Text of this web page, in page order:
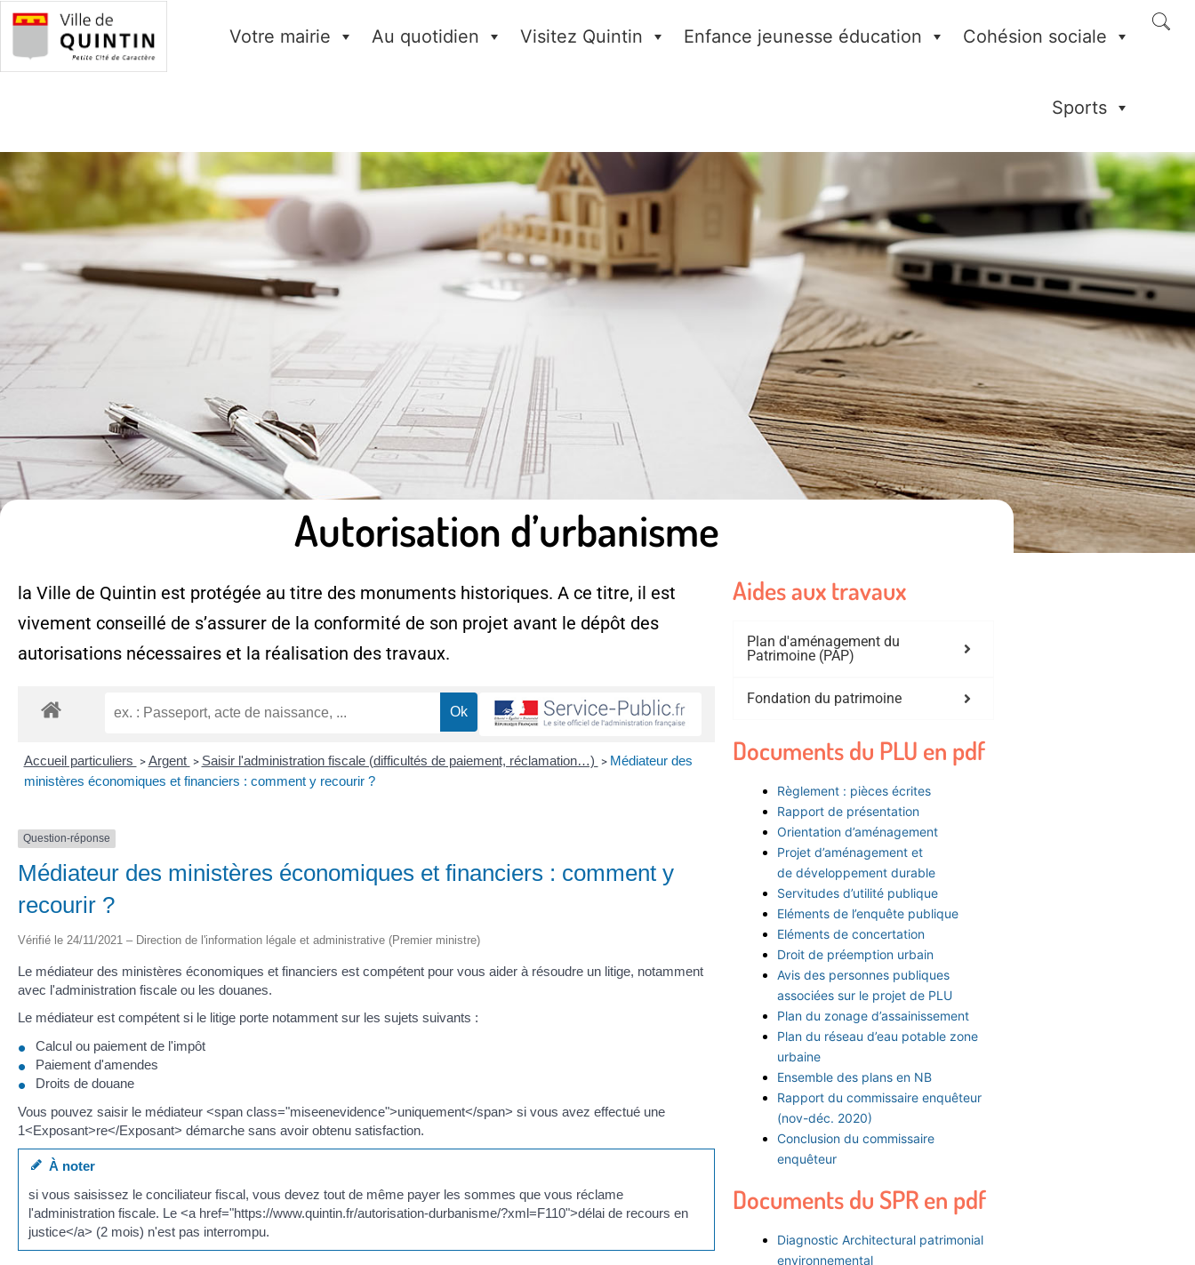
Votre mairie Au quotidien Visitez Quintin Enfance jeunesse éducation Cohésion sociale
Sports
Autorisation d’urbanisme
la Ville de Quintin est protégée au titre des monuments historiques. A ce titre, il est
vivement conseillé de s’assurer de la conformité de son projet avant le dépôt des
autorisations nécessaires et la réalisation des travaux.
Accueil particuliers > Argent > Saisir l'administration fiscale (difficultés de paiement, réclamation…) > Médiateur des
ministères économiques et financiers : comment y recourir ?
Question-réponse
Médiateur des ministères économiques et financiers : comment y
recourir ?
Vérifié le 24/11/2021 – Direction de l'information légale et administrative (Premier ministre)
Le médiateur des ministères économiques et financiers est compétent pour vous aider à résoudre un litige, notamment
avec l'administration fiscale ou les douanes.
Le médiateur est compétent si le litige porte notamment sur les sujets suivants :
Calcul ou paiement de l'impôt
Paiement d'amendes
Droits de douane
Vous pouvez saisir le médiateur <span class="miseenevidence">uniquement</span> si vous avez effectué une
1<Exposant>re</Exposant> démarche sans avoir obtenu satisfaction.
À noter
si vous saisissez le conciliateur fiscal, vous devez tout de même payer les sommes que vous réclame
l'administration fiscale. Le <a href="https://www.quintin.fr/autorisation-durbanisme/?xml=F110">délai de recours en
justice</a> (2 mois) n'est pas interrompu.
Aides aux travaux
Plan d'aménagement du
Patrimoine (PAP)
Fondation du patrimoine
Documents du PLU en pdf
Règlement : pièces écrites
Rapport de présentation
Orientation d’aménagement
Projet d’aménagement et
de développement durable
Servitudes d’utilité publique
Eléments de l’enquête publique
Eléments de concertation
Droit de préemption urbain
Avis des personnes publiques
associées sur le projet de PLU
Plan du zonage d’assainissement
Plan du réseau d’eau potable zone
urbaine
Ensemble des plans en NB
Rapport du commissaire enquêteur
(nov-déc. 2020)
Conclusion du commissaire
enquêteur
Documents du SPR en pdf
Diagnostic Architectural patrimonial
environnemental